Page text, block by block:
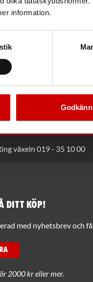
information.
växeln 019 - 35 10 00
ditt köp!
med nyhetsbrev och
2000 kr eller mer.